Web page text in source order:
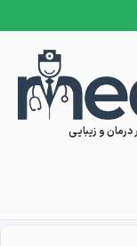
درمان و زیبایی